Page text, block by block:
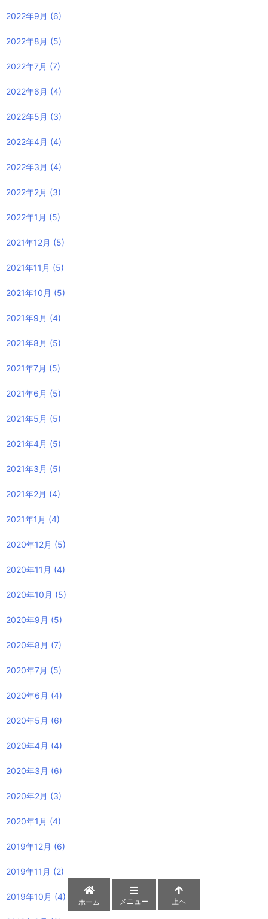
2022年9月 (6)
2022年8月 (5)
2022年7月 (7)
2022年6月 (4)
2022年5月 (3)
2022年4月 (4)
2022年3月 (4)
2022年2月 (3)
2022年1月 (5)
2021年12月 (5)
2021年11月 (5)
2021年10月 (5)
2021年9月 (4)
2021年8月 (5)
2021年7月 (5)
2021年6月 (5)
2021年5月 (5)
2021年4月 (5)
2021年3月 (5)
2021年2月 (4)
2021年1月 (4)
2020年12月 (5)
2020年11月 (4)
2020年10月 (5)
2020年9月 (5)
2020年8月 (7)
2020年7月 (5)
2020年6月 (4)
2020年5月 (6)
2020年4月 (4)
2020年3月 (6)
2020年2月 (3)
2020年1月 (4)
2019年12月 (6)
2019年11月 (2)
2019年10月 (4)
ホーム メニュー 上へ